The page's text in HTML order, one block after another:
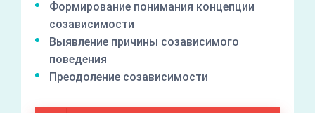
Формирование понимания концепции
созависимости
Выявление причины созависимого
поведения
Преодоление созависимости